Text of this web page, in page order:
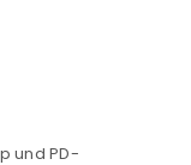
und PD-